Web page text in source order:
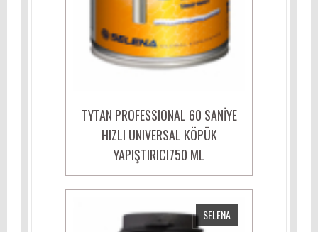
TYTAN PROFESSIONAL 60 SANİYE
HIZLI UNIVERSAL KÖPÜK
YAPIŞTIRICI750 ML
SELENA